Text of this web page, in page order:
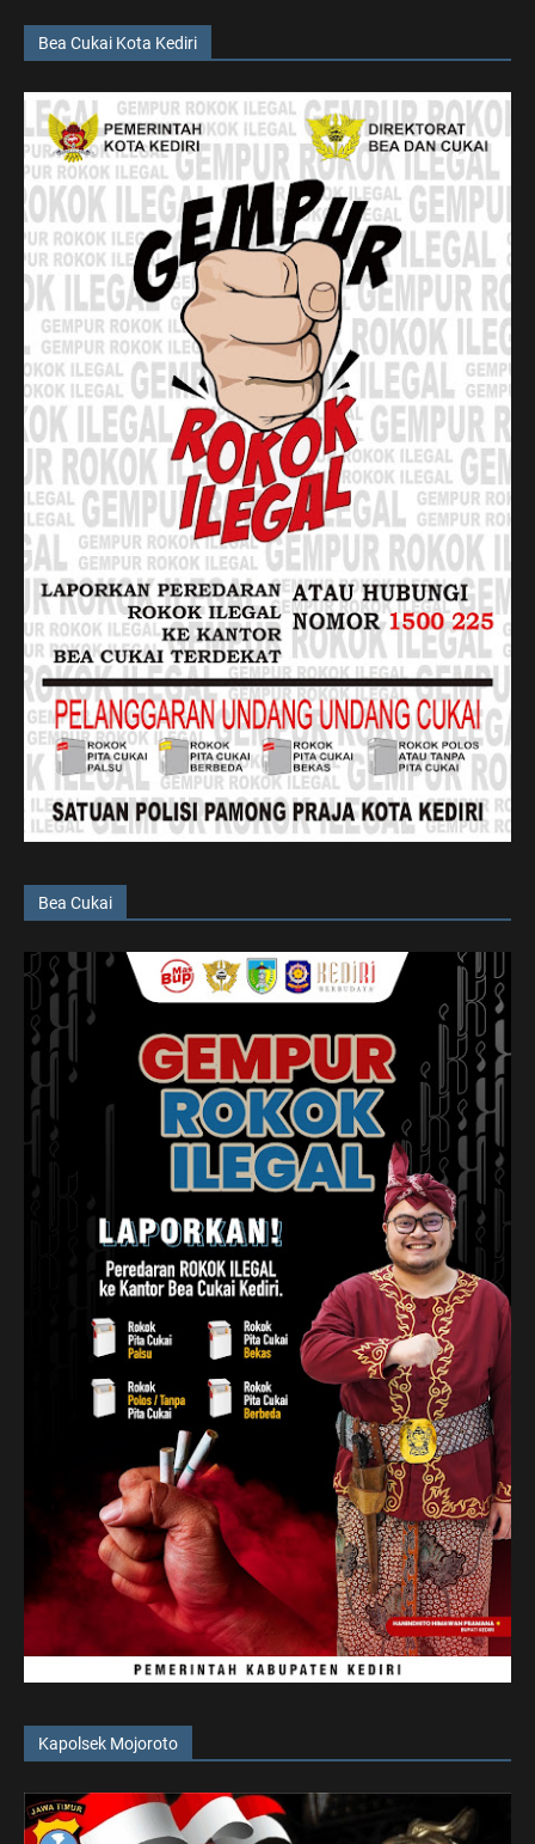
Bea Cukai Kota Kediri
Bea Cukai
Kapolsek Mojoroto